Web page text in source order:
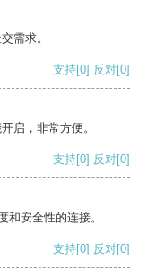
需求。
支持[0] 反对[0]
启，非常方便。
支持[0] 反对[0]
安全性的连接。
支持[0] 反对[0]